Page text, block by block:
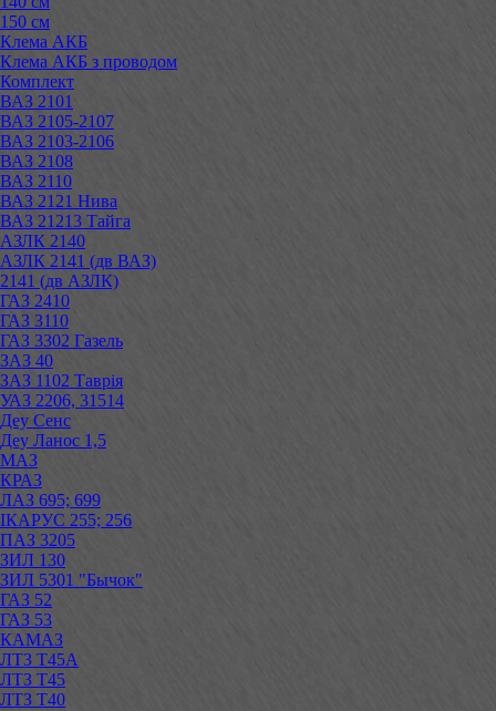
150 см
Клема АКБ
Клема АКБ з проводом
Комплект
ВАЗ 2101
ВАЗ 2105-2107
ВАЗ 2103-2106
ВАЗ 2108
ВАЗ 2110
ВАЗ 2121 Нива
ВАЗ 21213 Тайга
АЗЛК 2140
АЗЛК 2141 (дв ВАЗ)
2141 (дв АЗЛК)
ГАЗ 2410
ГАЗ 3110
ГАЗ 3302 Газель
ЗАЗ 40
ЗАЗ 1102 Таврія
УАЗ 2206, 31514
Деу Сенс
Деу Ланос 1,5
МАЗ
КРАЗ
ЛАЗ 695; 699
ІКАРУС 255; 256
ПАЗ 3205
ЗИЛ 130
ЗИЛ 5301 "Бычок"
ГАЗ 52
ГАЗ 53
КАМАЗ
ЛТЗ Т45А
ЛТЗ Т45
ЛТЗ Т40